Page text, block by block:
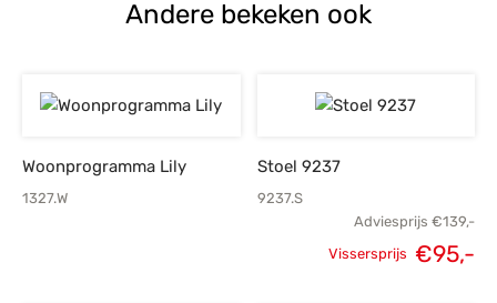
Andere bekeken ook
Woonprogramma Lily
1327.W
Stoel 9237
9237.S
Adviesprijs €139,-
Oorspronkelijke
Vissersprijs €95,-